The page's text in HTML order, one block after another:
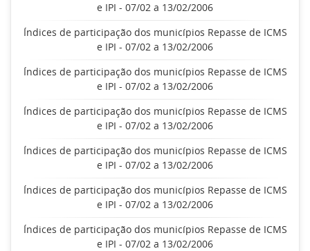
e IPI - 07/02 a 13/02/2006
Índices de participação dos municípios Repasse de ICMS
e IPI - 07/02 a 13/02/2006
Índices de participação dos municípios Repasse de ICMS
e IPI - 07/02 a 13/02/2006
Índices de participação dos municípios Repasse de ICMS
e IPI - 07/02 a 13/02/2006
Índices de participação dos municípios Repasse de ICMS
e IPI - 07/02 a 13/02/2006
Índices de participação dos municípios Repasse de ICMS
e IPI - 07/02 a 13/02/2006
Índices de participação dos municípios Repasse de ICMS
e IPI - 07/02 a 13/02/2006